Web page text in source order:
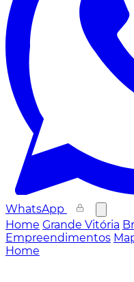
WhatsApp
Home Grande Vitória
Empreendimentos
Home